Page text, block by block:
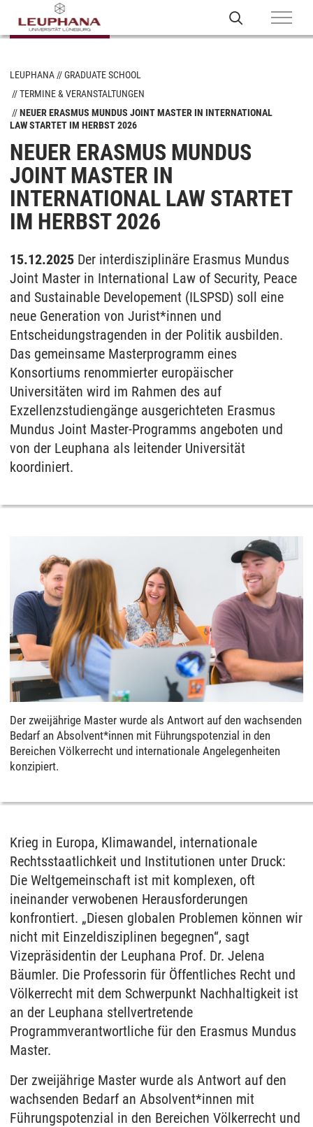
LEUPHANA
GRADUATE SCHOOL
TERMINE & VERANSTALTUNGEN
NEUER ERASMUS MUNDUS JOINT MASTER IN INTERNATIONAL
LAW STARTET IM HERBST 2026
NEUER ERASMUS MUNDUS
JOINT MASTER IN
INTERNATIONAL LAW STARTET
IM HERBST 2026
15.12.2025 Der interdisziplinäre Erasmus Mundus
Joint Master in International Law of Security, Peace
and Sustainable Developement (ILSPSD) soll eine
neue Generation von Jurist*innen und
Entscheidungstragenden in der Politik ausbilden.
Das gemeinsame Masterprogramm eines
Konsortiums renommierter europäischer
Universitäten wird im Rahmen des auf
Exzellenzstudiengänge ausgerichteten Erasmus
Mundus Joint Master-Programms angeboten und
von der Leuphana als leitender Universität
koordiniert.
Der zweijährige Master wurde als Antwort auf den wachsenden
Bedarf an Absolvent*innen mit Führungspotenzial in den
Bereichen Völkerrecht und internationale Angelegenheiten
konzipiert.
Krieg in Europa, Klimawandel, internationale
Rechtsstaatlichkeit und Institutionen unter Druck:
Die Weltgemeinschaft ist mit komplexen, oft
ineinander verwobenen Herausforderungen
konfrontiert. „Diesen globalen Problemen können wir
nicht mit Einzeldisziplinen begegnen“, sagt
Vizepräsidentin der Leuphana Prof. Dr. Jelena
Bäumler. Die Professorin für Öffentliches Recht und
Völkerrecht mit dem Schwerpunkt Nachhaltigkeit ist
an der Leuphana stellvertretende
Programmverantwortliche für den Erasmus Mundus
Master.
Der zweijährige Master wurde als Antwort auf den
wachsenden Bedarf an Absolvent*innen mit
Führungspotenzial in den Bereichen Völkerrecht und